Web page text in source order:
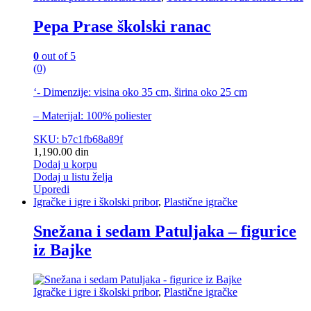
Pepa Prase školski ranac
0 out of 5
(0)
‘- Dimenzije: visina oko 35 cm, širina oko 25 cm
– Materijal: 100% poliester
SKU: b7c1fb68a89f
1,190.00 din
Dodaj u korpu
Dodaj u listu želja
Uporedi
Igračke i igre i školski pribor, Plastične igračke
Snežana i sedam Patuljaka – figurice
iz Bajke
Igračke i igre i školski pribor, Plastične igračke